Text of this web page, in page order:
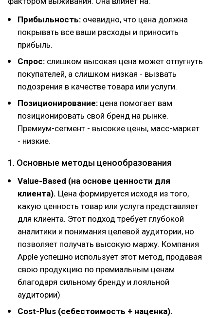
Прибыльность: очевидно, что цена должна
покрывать все ваши расходы и приносить
прибыль.
Спрос: слишком высокая цена может отпугнуть
покупателей, а слишком низкая - вызвать
подозрения в качестве товара или услуги.
Позиционирование: цена помогает вам
позиционировать свой бренд на рынке.
Премиум-сегмент - высокие цены, масс-маркет
- низкие.
1. Основные методы ценообразования
Value-Based (на основе ценности для
клиента). Цена формируется исходя из того,
какую ценность товар или услуга представляет
для клиента. Этот подход требует глубокой
аналитики и понимания целевой аудитории, но
позволяет получать высокую маржу. Компания
Apple успешно использует этот метод, продавая
свою продукцию по премиальным ценам
благодаря сильному бренду и лояльной
аудитории)
Cost-Plus (себестоимость + наценка).